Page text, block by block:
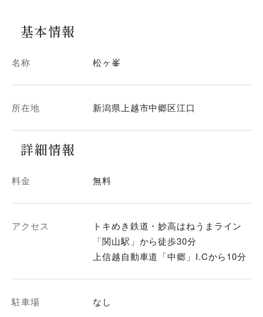
基本情報
名称 松ヶ峯
所在地 新潟県上越市中郷区江口
詳細情報
料金 無料
アクセス
トキめき鉄道・妙高はねうまライン
「関山駅」から徒歩30分
上信越自動車道「中郷」I.Cから10分
駐車場 なし